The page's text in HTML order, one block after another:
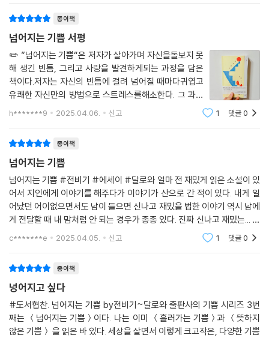
있는 그 마음이, 사랑인 것이다.
넘어져야만 알 수 있는 세계
우리는 인생을 살며 자주 넘어진다. 넘어질 때마다 아프고 창피할 것이다.
그렇지만 넘어지면서 우리는 서로의 빈틈까지도 안아주게 된다. 그런 순간
에야말로 빈틈은 ‘완전함’을 대신하는 말이 된다. 걸려 넘어져야 비로소, 빈
틈은 더 이상 숨겨야만 하는 슬픔이 되지 않는다. 저자가 전하는 ‘넘어져야
디자이너의 말
계단을 오르내리다 넘어지는 순간, 원은 조각난 것처럼 보인다. 그러나 불
균형 속에서 새로운 리듬과 조형이 만들어진다. 이렇듯 넘어져야만 비로소
느낄 수 있는 기쁨이 있다.
종이책
넘어지는 기쁨 서평
✏️ ”넘어지는 기쁨“은 저자가 살아가며 자신을돌보지 못
해 생긴 빈틈, 그리고 사랑을 발견하게되는 과정을 담은
책이다.저자는 자신의 빈틈에 걸려 넘어질 때마다귀엽고
유쾌한 자신만의 방법으로 스트레스를해소한다. 그 과정
에서 다른 이들과 사랑으로연결되는 경험을 하며 자신만
h*******9 2025.04.06. 신고 1 댓글0
종이책
넘어지는 기쁨
넘어지는 기쁨 #전비기 #에세이 #달로와 얼마 전 재밌게 읽은 소설이 있
어서 지인에게 이야기를 해주다가 이야기가 산으로 간 적이 있다. 내게 일
어났던 어이없으면서도 남이 들으면 신나고 재밌을 법한 이야기 역시 남에
게 전달할 때 내 맘처럼 안 되는 경우가 종종 있다. 진짜 신나고 재밌는... 웃
음 빵빵 터질 거란 확신이 있었는데... 그놈의 전달력... 인류가 누적해 온 지
c*******e 2025.04.05. 신고 1 댓글0
종이책
넝어지고 싶다
#도서협찬. 넘어지는 기쁨 by전비기~달로와 출판사의 기쁨 시리즈 3번
째는 ＜넘어지는 기쁨＞이다. 나는 이미 ＜흘러가는 기쁨＞과 ＜뜻하지
않은 기쁨＞ 을 읽은 바 있다. 세상을 살면서 이렇게 크고작은, 다양한 기쁨